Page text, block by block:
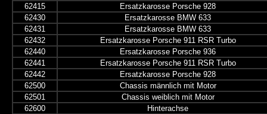
62415
Ersatzkarosse Porsche 928
62430
Ersatzkarosse BMW 633
62431
Ersatzkarosse BMW 633
62432
Ersatzkarosse Porsche 911 RSR Turbo
62440
Ersatzkarosse Porsche 936
62441
Ersatzkarosse Porsche 911 RSR Turbo
62442
Ersatzkarosse Porsche 928
62500
Chassis männlich mit Motor
62501
Chassis weiblich mit Motor
62600
Hinterachse